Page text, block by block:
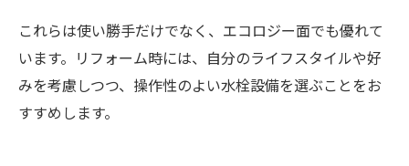
これらは使い勝手だけでなく、エコロジー面でも優れて
います。リフォーム時には、自分のライフスタイルや好
みを考慮しつつ、操作性のよい水栓設備を選ぶことをお
すすめします。